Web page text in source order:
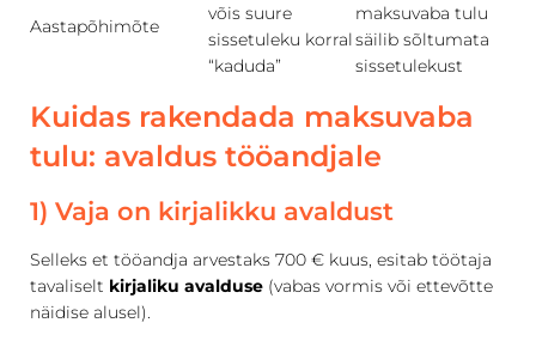
Aastapõhimõte
võis suure
sissetuleku korral
“kaduda”
maksuvaba tulu
säilib sõltumata
sissetulekust
Kuidas rakendada maksuvaba
tulu: avaldus tööandjale
1) Vaja on kirjalikku avaldust
Selleks et tööandja arvestaks 700 € kuus, esitab töötaja
tavaliselt kirjaliku avalduse (vabas vormis või ettevõtte
näidise alusel).